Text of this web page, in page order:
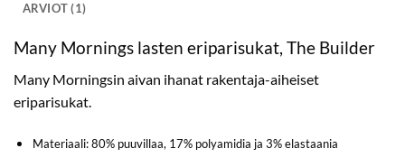
ARVIOT (1)
Many Mornings lasten eriparisukat, The Builder
Many Morningsin aivan ihanat rakentaja-aiheiset
eriparisukat.
Materiaali: 80% puuvillaa, 17% polyamidia ja 3% elastaania